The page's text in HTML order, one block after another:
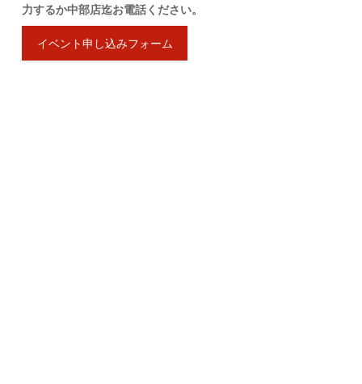
力するか中部店迄お電話ください。
イベント申し込みフォーム